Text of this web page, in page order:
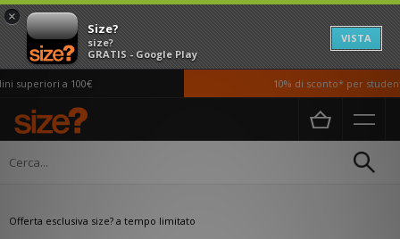
×
Size?
size?
GRATIS - Google Play
VISTA
superiori a 100€ 10% di sconto* per
Home Sconti per studenti
Sconti per studenti
Offerta esclusiva size? a tempo limitato